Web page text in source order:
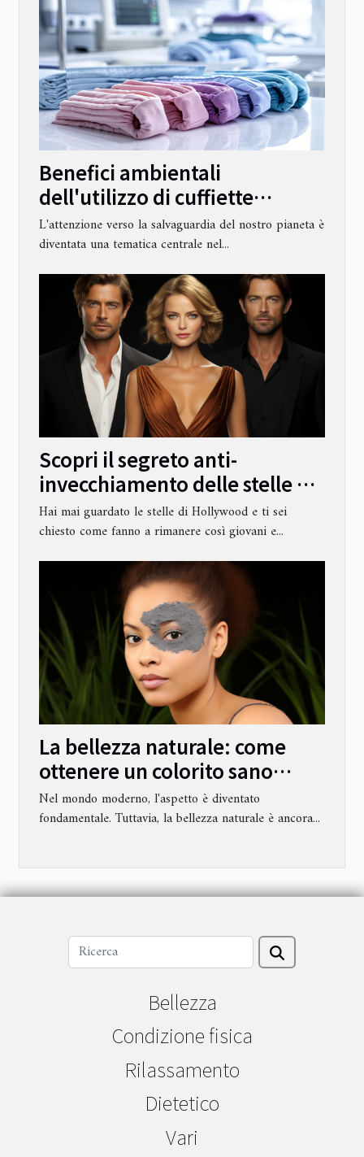
Benefici ambientali
dell'utilizzo di cuffiette
chirurgiche riutilizzabili in
cotone
L'attenzione verso la salvaguardia del nostro pianeta è
diventata una tematica centrale nel...
Scopri il segreto anti-
invecchiamento delle stelle di
Hollywood
Hai mai guardato le stelle di Hollywood e ti sei
chiesto come fanno a rimanere così giovani e...
La bellezza naturale: come
ottenere un colorito sano
senza trucco
Nel mondo moderno, l'aspetto è diventato
fondamentale. Tuttavia, la bellezza naturale è ancora...
Bellezza
Condizione fisica
Rilassamento
Dietetico
Vari